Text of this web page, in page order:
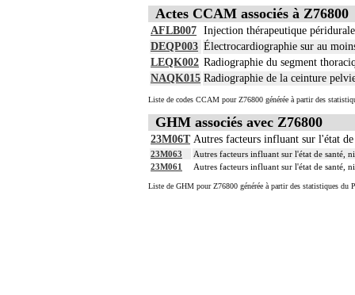
Actes CCAM associés à Z76800
AFLB007 Injection thérapeutique
DEQP003 Électrocardiographie sur au
LEQK002 Radiographie du segment
NAQK015 Radiographie de la ceinture
Liste de codes CCAM pour Z76800 générée à partir des
GHM associés avec Z76800
23M06T Autres facteurs influant sur l'état
23M063
Autres facteurs influant sur l'état de santé,
23M061
Autres facteurs influant sur l'état de santé,
Liste de GHM pour Z76800 générée à partir des statistiques du